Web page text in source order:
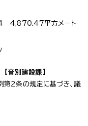
4,870.47平方メート
音別建設課】
第2条の規定に基づき、議